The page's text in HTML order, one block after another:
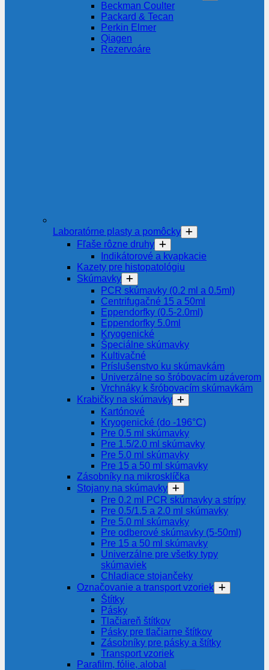
Beckman Coulter
Packard & Tecan
Perkin Elmer
Qiagen
Rezervoáre
Laboratórne plasty a pomôcky
Fľaše rôzne druhy
Indikátorové a kvapkacie
Kazety pre histopatológiu
Skúmavky
PCR skúmavky (0.2 ml a 0.5ml)
Centrifugačné 15 a 50ml
Eppendorfky (0.5-2.0ml)
Eppendorfky 5.0ml
Kryogenické
Špeciálne skúmavky
Kultivačné
Príslušenstvo ku skúmavkám
Univerzálne so šróbovacím uzáverom
Vrchnáky k šróbovacím skúmavkám
Krabičky na skúmavky
Kartónové
Kryogenické (do -196°C)
Pre 0.5 ml skúmavky
Pre 1.5/2.0 ml skúmavky
Pre 5.0 ml skúmavky
Pre 15 a 50 ml skúmavky
Zásobníky na mikrosklíčka
Stojany na skúmavky
Pre 0.2 ml PCR skúmavky a strípy
Pre 0.5/1.5 a 2.0 ml skúmavky
Pre 5.0 ml skúmavky
Pre odberové skúmavky (5-50ml)
Pre 15 a 50 ml skúmavky
Univerzálne pre všetky typy
skúmaviek
Chladiace stojančeky
Označovanie a transport vzoriek
Štítky
Pásky
Tlačiareň štítkov
Pásky pre tlačiarne štítkov
Zásobníky pre pásky a štítky
Transport vzoriek
Parafilm, fólie, alobal